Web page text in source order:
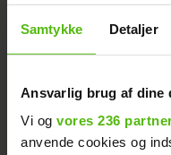
Samtykke Detaljer
Ansvarlig brug af dine
Vi og vores 236
anvende cookies og